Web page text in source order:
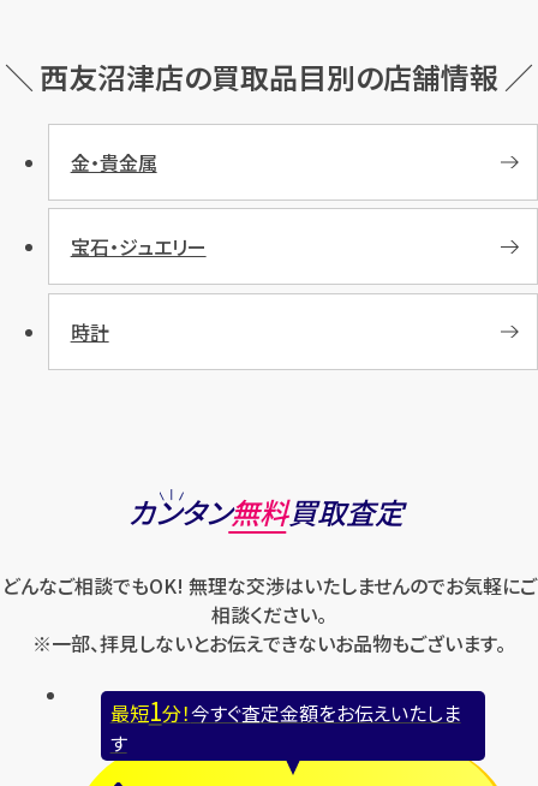
＼ 西友沼津店の買取品目別の店舗情報 ／
金・貴金属
宝石・ジュエリー
時計
カンタン無料買取査定
どんなご相談でもOK! 無理な交渉はいたしませんのでお気軽にご
相談ください。
※一部、拝見しないとお伝えできないお品物もございます。
最短1分！今すぐ査定金額をお伝えいたしま
す